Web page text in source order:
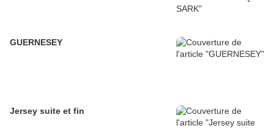
GUERNESEY
Jersey suite et fin